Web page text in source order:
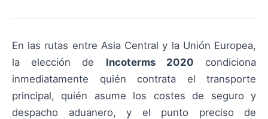
En las rutas entre Asia Central y la Unión Europea,
la elección de Incoterms 2020 condiciona
inmediatamente quién contrata el transporte
principal, quién asume los costes de seguro y
despacho aduanero, y el punto preciso de